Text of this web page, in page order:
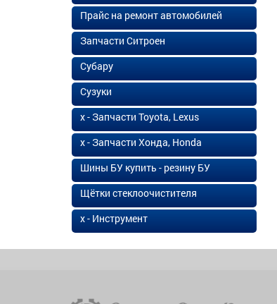
Прайс на ремонт автомобилей
Запчасти Ситроен
Субару
Сузуки
х - Запчасти Toyota, Lexus
х - Запчасти Хонда, Honda
Шины БУ купить - резину БУ
Щётки стеклоочистителя
х - Инструмент